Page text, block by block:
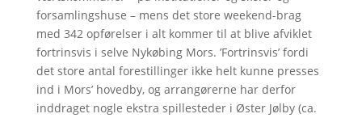
forsamlingshuse – mens det store weekend-brag
med 342 opførelser i alt kommer til at blive afviklet
fortrinsvis i selve Nykøbing Mors. ’Fortrinsvis’ fordi
det store antal forestillinger ikke helt kunne presses
ind i Mors’ hovedby, og arrangørerne har derfor
inddraget nogle ekstra spillesteder i Øster Jølby (ca.